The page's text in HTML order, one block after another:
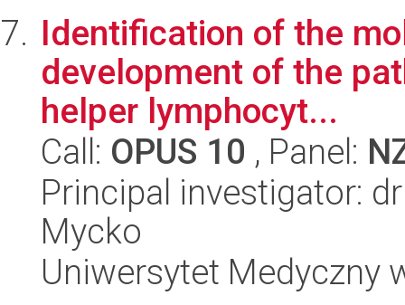
Identification of the
development of the
helper lymphocyt...
Call: OPUS 10 , Panel:
Principal investigator:
Mycko
Uniwersytet Medyczny